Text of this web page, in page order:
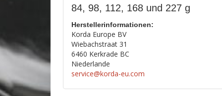
84, 98, 112, 168 und 227 g
Herstellerinformationen:
Korda Europe BV
Wiebachstraat 31
6460 Kerkrade BC
Niederlande
service@korda-eu.com